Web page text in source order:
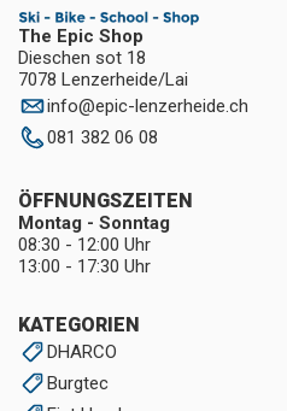
The Epic Shop
Dieschen sot 18
7078 Lenzerheide/Lai
info@epic-lenzerheide.ch
081 382 06 08
KATEGORIEN
DHARCO
Burgtec
ÖFFNUNGSZEITEN
Montag - Sonntag
08:30 - 12:00 Uhr
13:00 - 17:30 Uhr